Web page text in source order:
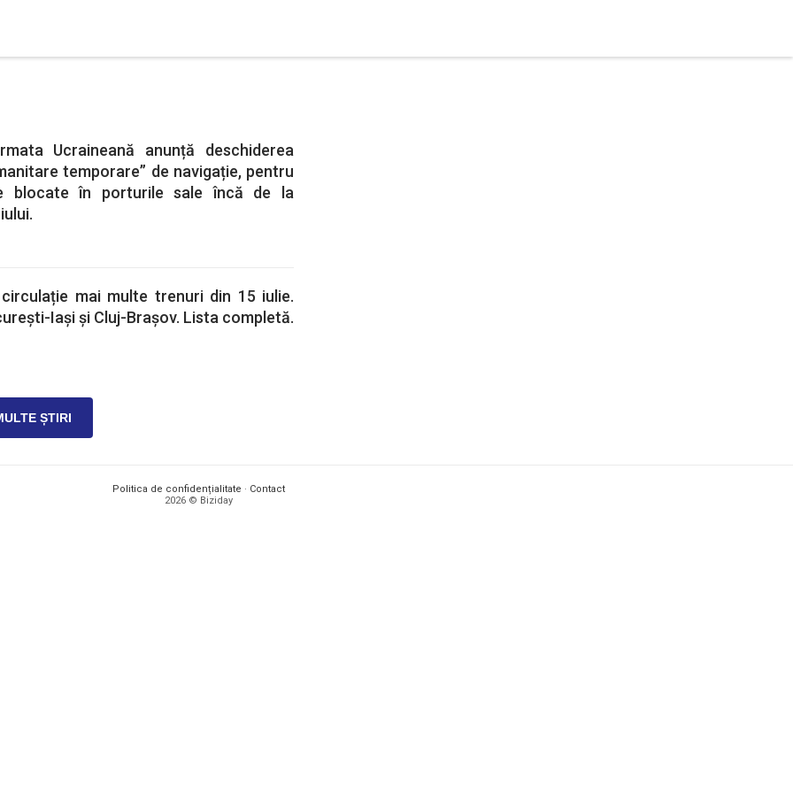
Ucraineană anunță deschiderea
temporare” de navigație, pentru
blocate în porturile sale încă de la
mai multe trenuri din 15 iulie.
Iași și Cluj-Brașov. Lista completă.
ȘTIRI
Politica de confidențialitate · Contact
2026 © Biziday